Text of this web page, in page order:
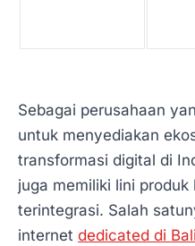
Sebagai perusahaan
untuk menyediakan
transformasi digital di
juga memiliki lini produk
terintegrasi. Salah
internet dedicated di Bali